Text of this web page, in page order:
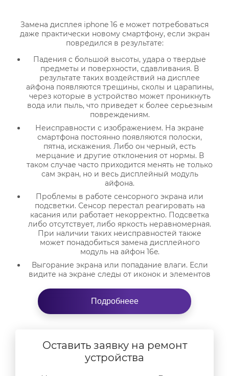
Замена дисплея iphone 16 e может потребоваться
даже практически новому смартфону, если экран
повредился в результате:
Падения с большой высоты, удара о твердые
предметы и поверхности, сдавливания. В
результате таких воздействий на дисплее
айфона появляются трещины, сколы и царапины,
через которые в устройство может проникнуть
вода или пыль, что приведет к более серьезным
повреждениям.
Неисправности с изображением. На экране
смартфона постоянно появляются полоски,
пятна, искажения. Либо он черный, есть
мерцание и другие отклонения от нормы. В
таком случае часто приходится менять не только
сам экран, но и весь дисплейный модуль
айфона.
Проблемы в работе сенсорного экрана или
подсветки. Сенсор перестал реагировать на
касания или работает некорректно. Подсветка
либо отсутствует, либо яркость неравномерная.
При наличии таких неисправностей также
может понадобиться замена дисплейного
модуль на айфон 16e.
Выгорание экрана или попадание влаги. Если
видите на экране следы от иконок и элементов
которое свойственно для OLED-дисплеев. А при
попадании под экран влаги может случиться
короткое замыкание, которое приведет к
неоригинальных запчастей. При обновлении ПО
или при установке приложений экран может
работать со сбоями. Также он может быстро
Подробнеее
Оставить заявку на ремонт
устройства